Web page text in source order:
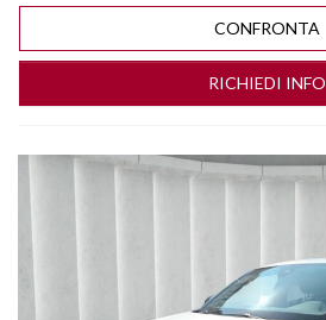
CONFRONTA
RICHIEDI INFO
Vedi dettagli